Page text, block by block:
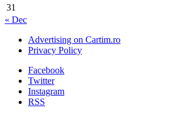
31
« Dec
Advertising on Cartim.ro
Privacy Policy
Facebook
Twitter
Instagram
RSS